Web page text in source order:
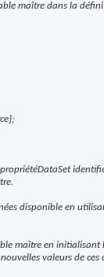
maître dans la
disponible en
maître en initialisant
valeurs de ces